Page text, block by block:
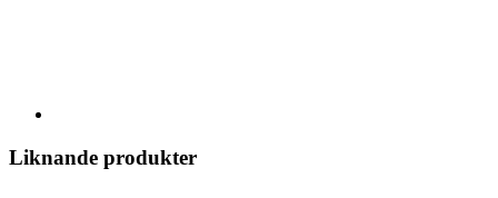
Liknande produkter